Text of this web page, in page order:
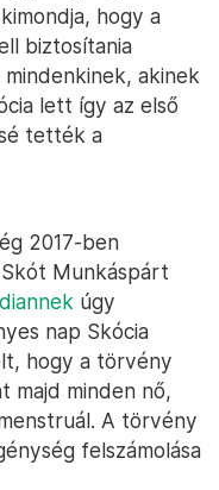
hogy a
biztosítania
akinek
lett így az első
tették a
2017-ben
Munkáspárt
úgy
nap Skócia
hogy a törvény
majd minden nő,
A törvény
felszámolása